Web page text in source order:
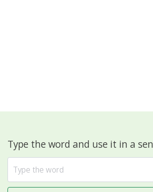
Type the word and use it in a